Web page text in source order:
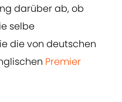
darüber ab, ob
selbe
die von deutschen
Premier